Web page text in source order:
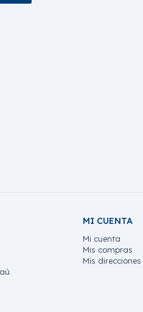
MI CUENTA
Mi cuenta
Mis compras
Mis direcciones